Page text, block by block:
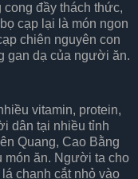
đầy thách thức,
cạp lại là món ngon
chiên nguyên con
gan dạ của người ăn.
vitamin, protein,
dân tại nhiều tỉnh
Quang, Cao Bằng
món ăn. Người ta cho
chanh cắt nhỏ vào